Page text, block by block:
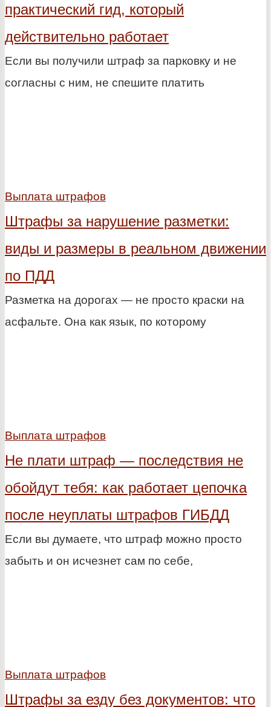
практический гид, который
действительно работает
Если вы получили штраф за парковку и не
согласны с ним, не спешите платить
Выплата штрафов
Штрафы за нарушение разметки:
виды и размеры в реальном движении
по ПДД
Разметка на дорогах — не просто краски на
асфальте. Она как язык, по которому
Выплата штрафов
Не плати штраф — последствия не
обойдут тебя: как работает цепочка
после неуплаты штрафов ГИБДД
Если вы думаете, что штраф можно просто
забыть и он исчезнет сам по себе,
Выплата штрафов
Штрафы за езду без документов: что